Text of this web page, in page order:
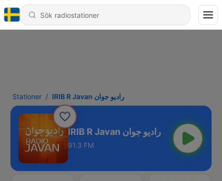
Stationer IRIB R Javan راديو جوان
IRIB R Javan راديو جوان
91.3 FM